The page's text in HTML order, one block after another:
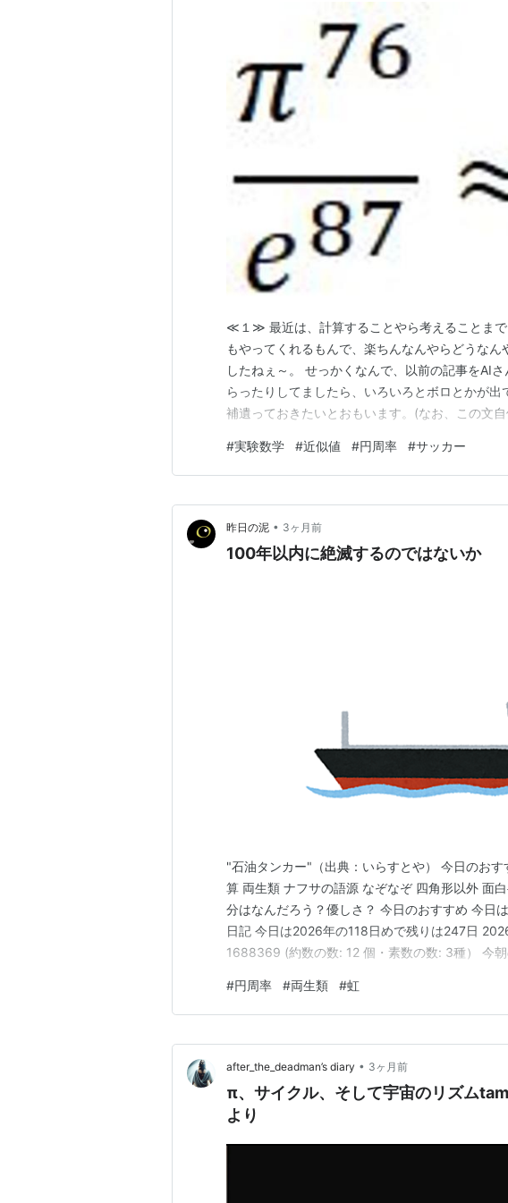
≪１≫ 最近は、計算することやら考えることま
もやってくれるもんで、楽ちんなんやらどうな
したねぇ～。 せっかくなんで、以前の記事をAI
らったりしてましたら、いろいろとボロとかが
補遺っておきたいとおもいます。(なお、この文
づけるか？」 という例のアレです。何乗という
house.hatenablog.c…
#実験数学 #近似値 #円周率 #サッカー
昨日の泥 • 3ヶ月前
100年以内に絶滅するのではないか
"石油タンカー"（出典：いらすとや） 今日のお
算 両生類 ナフサの語源 なぞなぞ 四角形以外 面
分はなんだろう？優しさ？ 今日のおすすめ 今日
日記 今日は2026年の118日めで残りは247日
1688369 (約数の数: 12 個・素数の数: 3種） 今
で働いている人が作家や漫画家を先…
#円周率 #両生類 #虹
after_the_deadman’s diary • 3ヶ月前
π、サイクル、そして宇宙のリズム
より